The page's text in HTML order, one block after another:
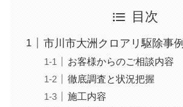
目次
市川市大洲クロアリ駆除事例
お客様からのご相談内容
徹底調査と状況把握
施工内容